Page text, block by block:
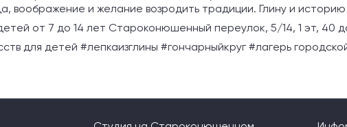
воображение и желание возродить традиции. Глину и
от 7 до 14 лет Староконюшенный переулок, 5/14, 1 эт, 40
для детей #лепкаизглины #гончарныйкруг #лагерь